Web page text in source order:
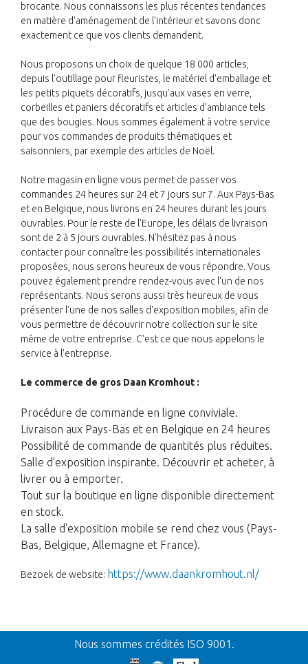
brocante. Nous connaissons les plus récentes tendances
en matière d'aménagement de l'intérieur et savons donc
exactement ce que vos clients demandent.
Nous proposons un choix de quelque 18 000 articles,
depuis l'outillage pour fleuristes, le matériel d'emballage et
les petits piquets décoratifs, jusqu'aux vases en verre,
corbeilles et paniers décoratifs et articles d'ambiance tels
que des bougies. Nous sommes également à votre service
pour vos commandes de produits thématiques et
saisonniers, par exemple des articles de Noël.
Notre magasin en ligne vous permet de passer vos
commandes 24 heures sur 24 et 7 jours sur 7. Aux Pays-Bas
et en Belgique, nous livrons en 24 heures durant les jours
ouvrables. Pour le reste de l'Europe, les délais de livraison
sont de 2 à 5 jours ouvrables. N'hésitez pas à nous
contacter pour connaître les possibilités internationales
proposées, nous serons heureux de vous répondre. Vous
pouvez également prendre rendez-vous avec l'un de nos
représentants. Nous serons aussi très heureux de vous
présenter l'une de nos salles d'exposition mobiles, afin de
vous permettre de découvrir notre collection sur le site
même de votre entreprise. C'est ce que nous appelons le
service à l'entreprise.
Le commerce de gros Daan Kromhout :
Procédure de commande en ligne conviviale.
Livraison aux Pays-Bas et en Belgique en 24 heures
Possibilité de commande de quantités plus réduites.
Salle d'exposition inspirante. Découvrir et acheter, à
livrer ou à emporter.
Tout sur la boutique en ligne disponible directement
en stock.
La salle d'exposition mobile se rend chez vous (Pays-
Bas, Belgique, Allemagne et France).
Bezoek de website: https://www.daankromhout.nl/
Retour
Nous sommes crédités ISO 9001.